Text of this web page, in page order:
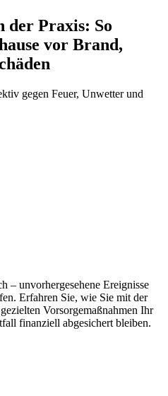
der Praxis: So
vor Brand,
gegen Feuer, Unwetter und
– unvorhergesehene Ereignisse
Erfahren Sie, wie Sie mit der
Vorsorgemaßnahmen Ihr
finanziell abgesichert bleiben.